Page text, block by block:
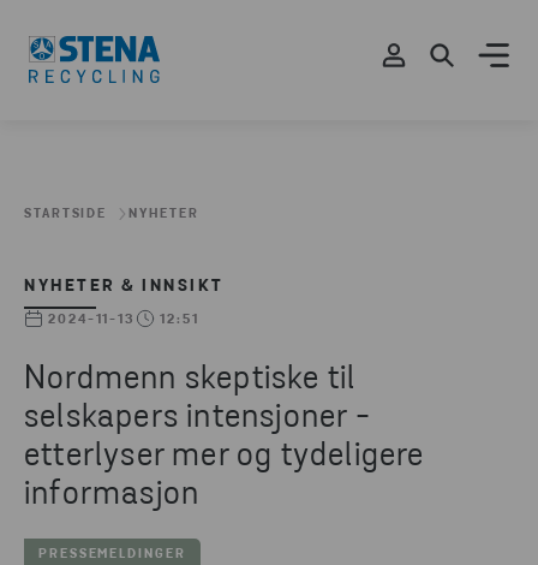
STARTSIDE NYHETER
NYHETER & INNSIKT
2024-11-13 12:51
Nordmenn skeptiske til
selskapers intensjoner -
etterlyser mer og tydeligere
informasjon
PRESSEMELDINGER